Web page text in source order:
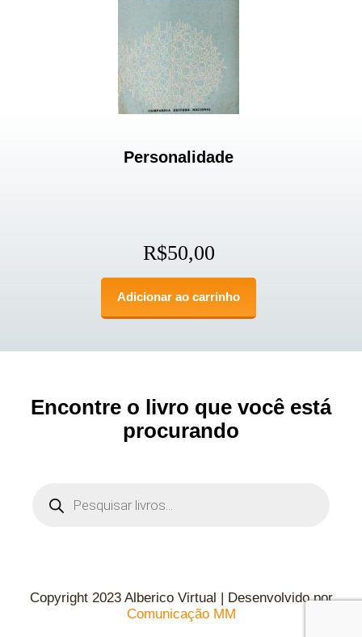
Personalidade
R$50,00
Adicionar ao carrinho
Encontre o livro que você está
procurando
Copyright 2023 Alberico Virtual | Desenvolvido por
Comunicação MM